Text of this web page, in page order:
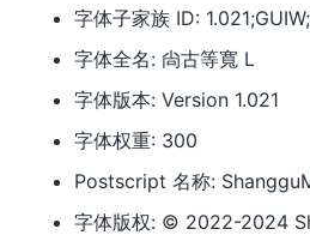
字体子家族 ID:
字体全名: 尙古等寬 L
字体版本: Version 1.021
字体权重: 300
Postscript 名称:
字体版权: © 2022-2024